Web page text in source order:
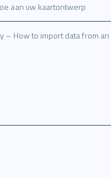
aan uw kaartontwerp
– How to import data from an